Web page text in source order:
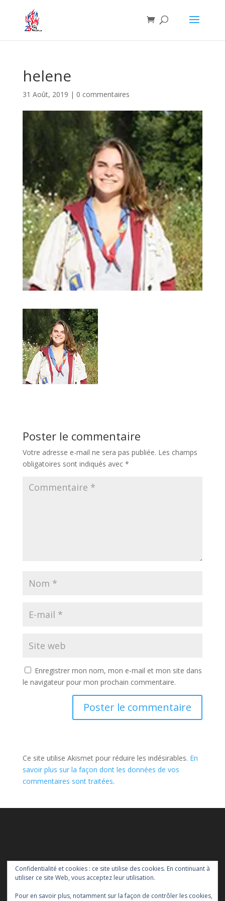
helene
31 Août, 2019 | 0 commentaires
Poster le commentaire
Votre adresse e-mail ne sera pas publiée. Les champs
obligatoires sont indiqués avec *
Enregistrer mon nom, mon e-mail et mon site dans
le navigateur pour mon prochain commentaire.
Ce site utilise Akismet pour réduire les indésirables. En
savoir plus sur la façon dont les données de vos
commentaires sont traitées.
Confidentialité et cookies : ce site utilise des cookies. En continuant à
utiliser ce site Web, vous acceptez leur utilisation.
Pour en savoir plus, notamment sur la façon de contrôler les cookies,